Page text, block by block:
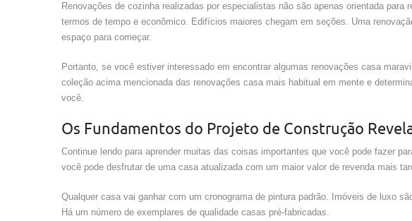
Renovações de cozinha realizadas por especialistas não são apenas orientada para
termos de tempo e econômico. Edifícios maiores chegam em seções. Uma
espaço para começar.
Portanto, se você estiver interessado em encontrar algumas renovações casa
coleção acima mencionada das renovações casa mais habitual em mente e
você.
Os Fundamentos do Projeto de Construção
Continue lendo para aprender muitas das coisas importantes que você pode fazer
você pode desfrutar de uma casa atualizada com um maior valor de revenda mais
Qualquer casa vai ganhar com um cronograma de pintura padrão. Imóveis de luxo
Há um número de exemplares de qualidade casas pré-fabricadas.